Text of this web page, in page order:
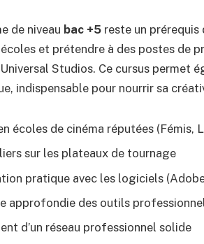
de niveau bac +5 reste un
et prétendre à des postes de
Studios. Ce cursus permet
indispensable pour nourrir sa
écoles de cinéma réputées (Fémis,
sur les plateaux de tournage
pratique avec les logiciels
approfondie des outils
d’un réseau professionnel solide